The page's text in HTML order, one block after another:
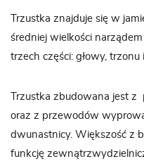
Trzustka znajduje się w
średniej wielkości
trzech części: głowy, trzonu
Trzustka zbudowana jest
oraz z przewodów
dwunastnicy. Większość z
funkcję